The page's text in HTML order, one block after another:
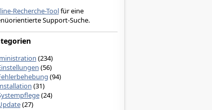
Recherche-Toolfür eine
Support-Suche.
(234)
(56)
(94)
(31)
(24)
(27)